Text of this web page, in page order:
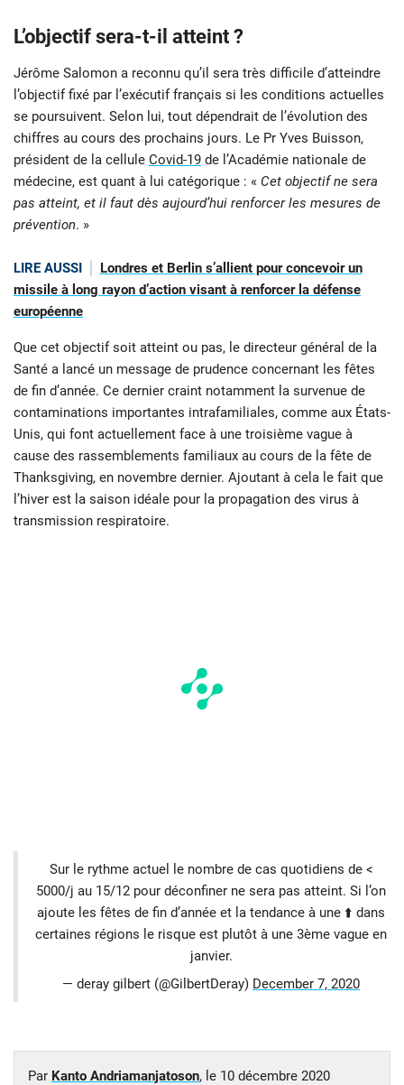
L’objectif sera-t-il atteint ?
Jérôme Salomon a reconnu qu’il sera très difficile d’atteindre
l’objectif fixé par l’exécutif français si les conditions actuelles
se poursuivent. Selon lui, tout dépendrait de l’évolution des
chiffres au cours des prochains jours. Le Pr Yves Buisson,
président de la cellule Covid-19 de l’Académie nationale de
médecine, est quant à lui catégorique : « Cet objectif ne sera
pas atteint, et il faut dès aujourd’hui renforcer les mesures de
prévention. »
LIRE AUSSI
Londres et Berlin s’allient pour concevoir un
missile à long rayon d’action visant à renforcer la défense
européenne
Que cet objectif soit atteint ou pas, le directeur général de la
Santé a lancé un message de prudence concernant les fêtes
de fin d’année. Ce dernier craint notamment la survenue de
contaminations importantes intrafamiliales, comme aux États-
Unis, qui font actuellement face à une troisième vague à
cause des rassemblements familiaux au cours de la fête de
Thanksgiving, en novembre dernier. Ajoutant à cela le fait que
l’hiver est la saison idéale pour la propagation des virus à
transmission respiratoire.
Sur le rythme actuel le nombre de cas quotidiens de <
5000/j au 15/12 pour déconfiner ne sera pas atteint. Si l’on
ajoute les fêtes de fin d’année et la tendance à une ⬆️ dans
certaines régions le risque est plutôt à une 3ème vague en
janvier.
— deray gilbert (@GilbertDeray) December 7, 2020
Par Kanto Andriamanjatoson, le 10 décembre 2020